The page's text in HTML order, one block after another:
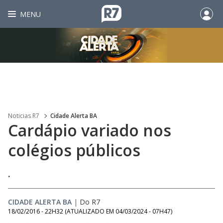
MENU
Noticias R7 Cidade Alerta BA
Cardápio variado nos
colégios públicos
.
CIDADE ALERTA BA | Do R7
18/02/2016 - 22H32 (ATUALIZADO EM 04/03/2024 - 07H47)